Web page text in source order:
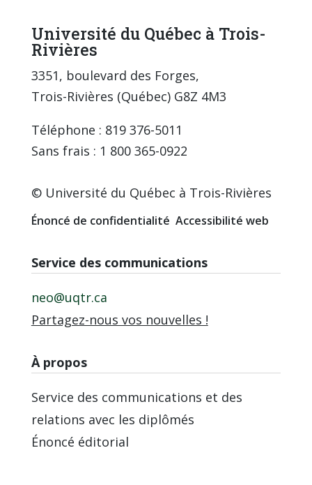
Université du Québec à Trois-
Rivières
3351, boulevard des Forges,
Trois-Rivières (Québec) G8Z 4M3
Téléphone : 819 376-5011
Sans frais : 1 800 365-0922
© Université du Québec à Trois-Rivières
Énoncé de confidentialité Accessibilité web
Service des communications
neo@uqtr.ca
Partagez-nous vos nouvelles !
À propos
Service des communications et des
relations avec les diplômés
Énoncé éditorial